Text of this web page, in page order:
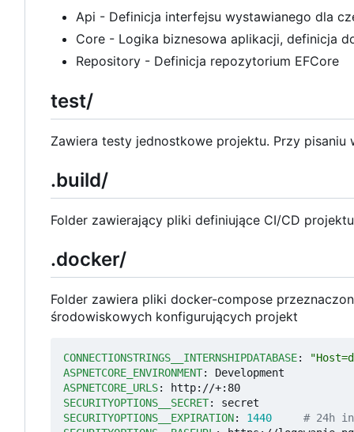
Api - Definicja interfejsu wystawianego dla
Core - Logika biznesowa aplikacji, definicja
Repository - Definicja repozytorium EFCore
test/
Zawiera testy jednostkowe projektu. Przy
.build/
Folder zawierający pliki definiujące CI/CD projektu
.docker/
Folder zawiera pliki docker-compose
środowiskowych konfigurujących projekt
CONNECTIONSTRINGS__INTERNSHIPDATABASE:
ASPNETCORE_ENVIRONMENT:
Development
ASPNETCORE_URLS:
http://+:80
SECURITYOPTIONS__SECRET:
secret
SECURITYOPTIONS__EXPIRATION: 1440
# 24h